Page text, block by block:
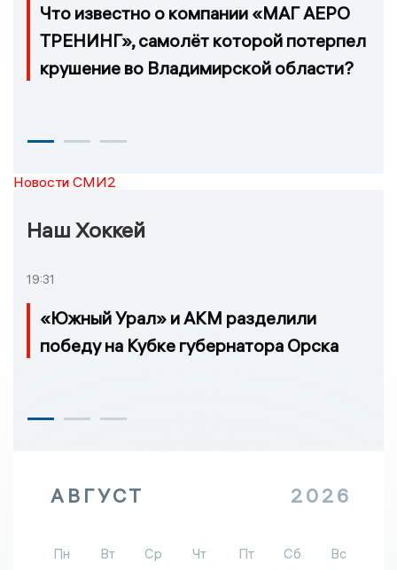
Что известно о компании «МАГ АЕРО
ТРЕНИНГ», самолёт которой потерпел
крушение во Владимирской области?
Новости СМИ2
Наш Хоккей
19:31
«Южный Урал» и АКМ разделили
победу на Кубке губернатора Орска
АВГУСТ 2026
Пн Вт Ср Чт Пт Сб
Вс